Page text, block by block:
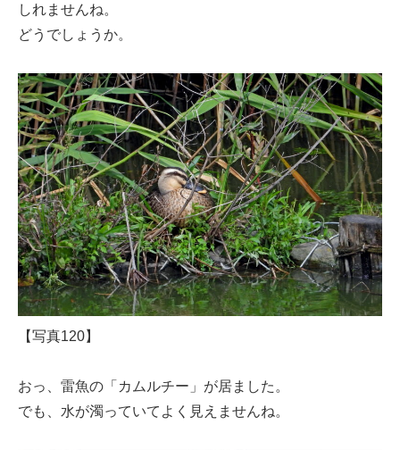
しれませんね。
どうでしょうか。
【写真120】
おっ、雷魚の「カムルチー」が居ました。
でも、水が濁っていてよく見えませんね。